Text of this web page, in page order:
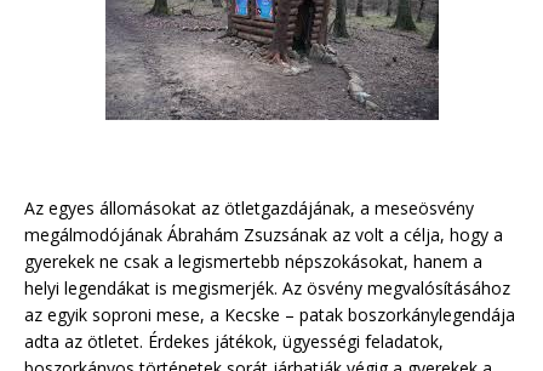
Az egyes állomásokat az ötletgazdájának, a meseösvény
megálmodójának Ábrahám Zsuzsának az volt a célja, hogy a
gyerekek ne csak a legismertebb népszokásokat, hanem a
helyi legendákat is megismerjék. Az ösvény megvalósításához
az egyik soproni mese, a Kecske – patak boszorkánylegendája
adta az ötletet. Érdekes játékok, ügyességi feladatok,